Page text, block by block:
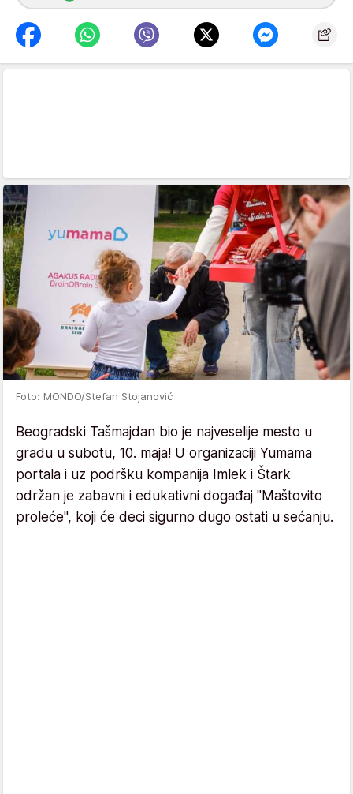
Foto: MONDO/Stefan Stojanović
Beogradski Tašmajdan bio je najveselije mesto u
gradu u subotu, 10. maja! U organizaciji Yumama
portala i uz podršku kompanija Imlek i Štark
održan je zabavni i edukativni događaj "Maštovito
proleće", koji će deci sigurno dugo ostati u sećanju.